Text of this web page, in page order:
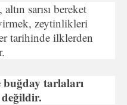
sarısı bereket
zeytinlikleri
tarihinde ilklerden
tarlaları
değildir.